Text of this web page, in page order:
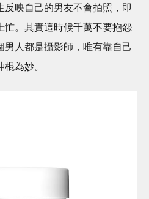
反映自己的男友不會拍照，即
忙。其實這時候千萬不要抱怨
人都是攝影師，唯有靠自己
為妙。